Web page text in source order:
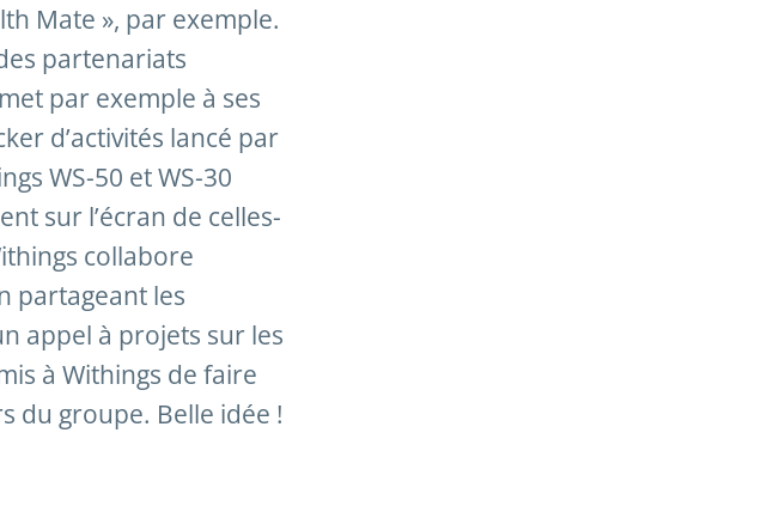
Mate », par exemple.
partenariats
par exemple à ses
d’activités lancé par
WS-50 et WS-30
sur l’écran de celles-
collabore
partageant les
appel à projets sur les
à Withings de faire
du groupe. Belle idée !